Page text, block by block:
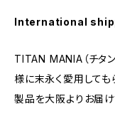
International
TITAN MANIA（チタン
様に末永く愛用して
製品を大阪よりお届け